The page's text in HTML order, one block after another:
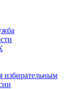
избирательным